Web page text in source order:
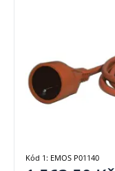
Kód 1: EMOS P01140